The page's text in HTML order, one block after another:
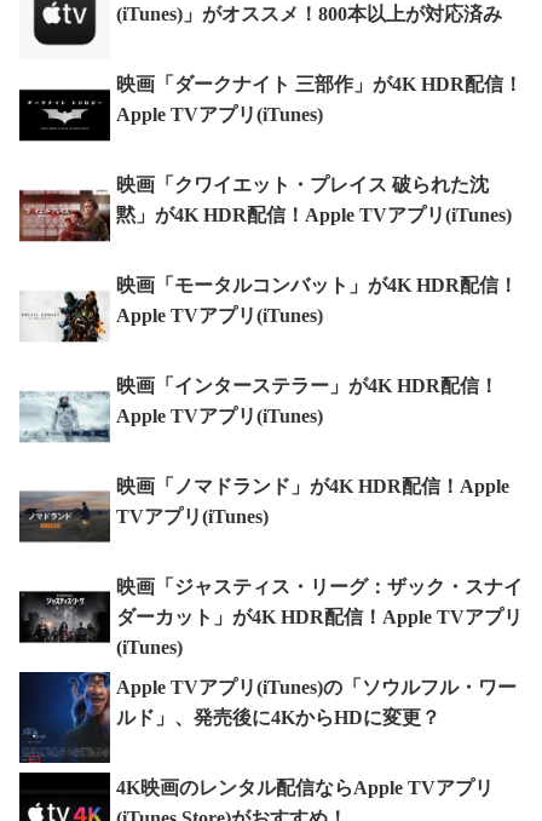
(iTunes)」がオススメ！800本以上が対応済み
映画「ダークナイト 三部作」が4K HDR配信！
Apple TVアプリ(iTunes)
映画「クワイエット・プレイス 破られた沈
黙」が4K HDR配信！Apple TVアプリ(iTunes)
映画「モータルコンバット」が4K HDR配信！
Apple TVアプリ(iTunes)
映画「インターステラー」が4K HDR配信！
Apple TVアプリ(iTunes)
映画「ノマドランド」が4K HDR配信！Apple
TVアプリ(iTunes)
映画「ジャスティス・リーグ：ザック・スナイ
ダーカット」が4K HDR配信！Apple TVアプリ
(iTunes)
Apple TVアプリ(iTunes)の「ソウルフル・ワー
ルド」、発売後に4KからHDに変更？
4K映画のレンタル配信ならApple TVアプリ